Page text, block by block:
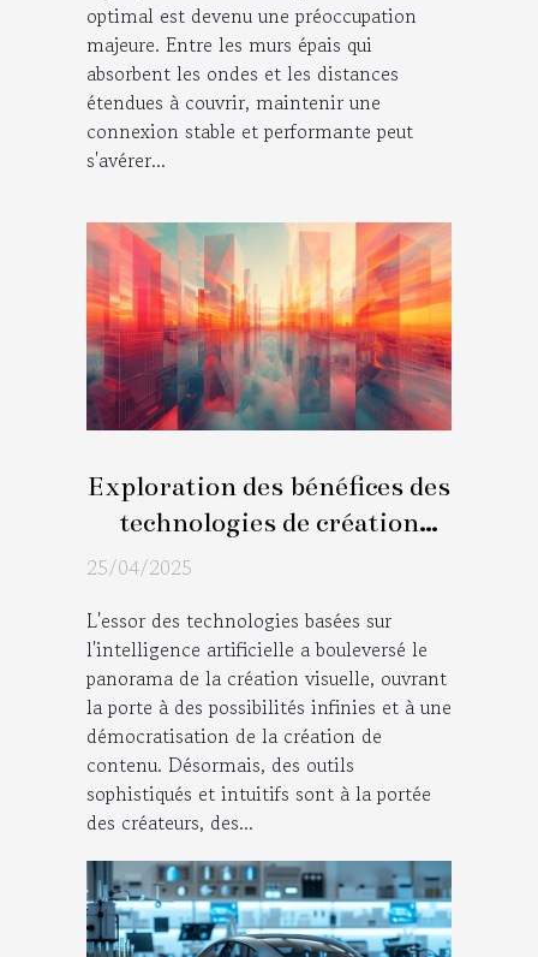
optimal est devenu une préoccupation
majeure. Entre les murs épais qui
absorbent les ondes et les distances
étendues à couvrir, maintenir une
connexion stable et performante peut
s'avérer...
Exploration des bénéfices des
technologies de création
visuelle par IA
25/04/2025
L'essor des technologies basées sur
l'intelligence artificielle a bouleversé le
panorama de la création visuelle, ouvrant
la porte à des possibilités infinies et à une
démocratisation de la création de
contenu. Désormais, des outils
sophistiqués et intuitifs sont à la portée
des créateurs, des...